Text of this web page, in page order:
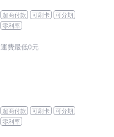
超商付款 可刷卡
可分期
零利率
運費最低0元
超商付款 可刷卡
可分期
零利率